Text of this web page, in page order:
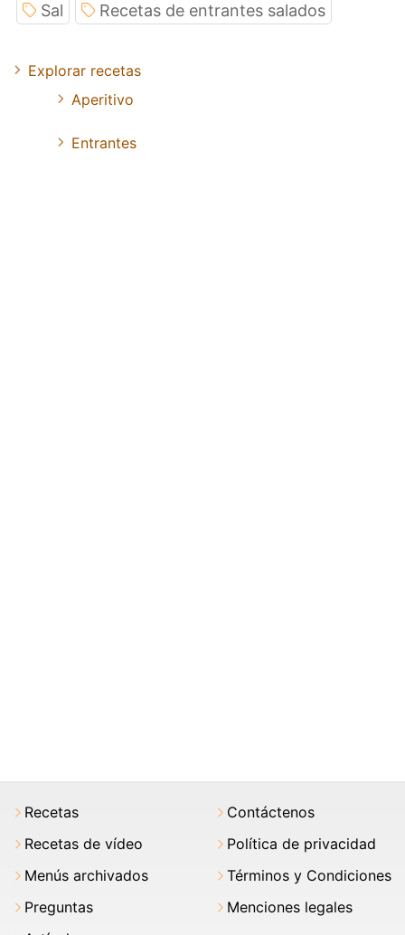
Sal Recetas de entrantes salados
Explorar recetas
Aperitivo
Entrantes
Recetas
Recetas de vídeo
Menús archivados
Preguntas
Contáctenos
Política de privacidad
Términos y Condiciones
Menciones legales